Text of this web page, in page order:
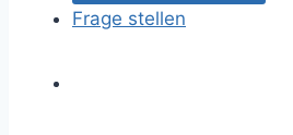
Frage stellen